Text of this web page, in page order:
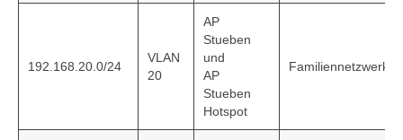
192.168.20.0/24
VLAN
20
AP
Stueben
und
AP
Stueben
Hotspot
Familiennetzwerk